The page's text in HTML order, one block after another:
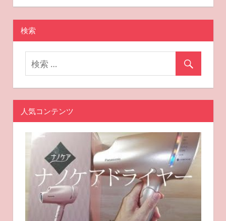
シ
ョ
ン
2025-10-09
miyu
おすすめスキンケア
検索
人気コンテンツ